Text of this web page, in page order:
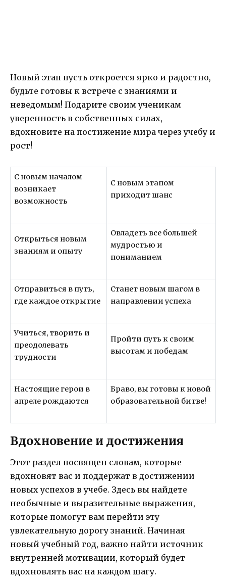
Новый этап пусть откроется ярко и радостно,
будьте готовы к встрече с знаниями и
неведомым! Подарите своим ученикам
уверенность в собственных силах,
вдохновите на постижение мира через учебу и
рост!
С новым началом
возникает
возможность
С новым этапом
приходит шанс
Открыться новым
знаниям и опыту
Овладеть все большей
мудростью и
пониманием
Отправиться в путь,
где каждое открытие
Станет новым шагом в
направлении успеха
Учиться, творить и
преодолевать
трудности
Пройти путь к своим
высотам и победам
Настоящие герои в
апреле рождаются
Браво, вы готовы к новой
образовательной битве!
Вдохновение и достижения
Этот раздел посвящен словам, которые
вдохновят вас и поддержат в достижении
новых успехов в учебе. Здесь вы найдете
необычные и выразительные выражения,
которые помогут вам перейти эту
увлекательную дорогу знаний. Начиная
новый учебный год, важно найти источник
внутренней мотивации, который будет
вдохновлять вас на каждом шагу.